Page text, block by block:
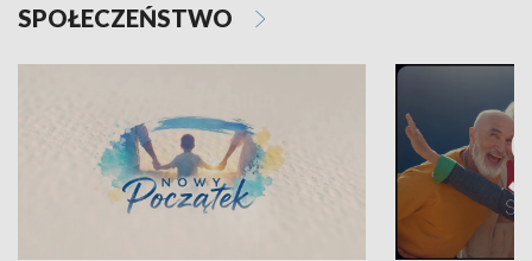
SPOŁECZEŃSTWO